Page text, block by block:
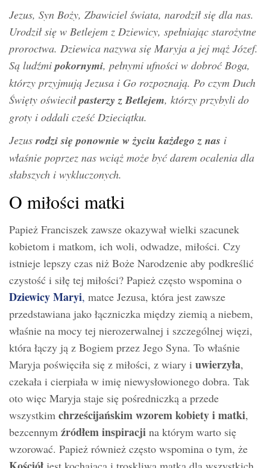
Jezus, Syn Boży, Zbawiciel świata, narodził się dla nas.
Urodził się w Betlejem z Dziewicy, spełniając starożytne
proroctwa. Dziewica nazywa się Maryja a jej mąż Józef.
Są ludźmipokornymi, pełnymi ufności w dobroć Boga,
którzy przyjmują Jezusa i Go rozpoznają. Po czym Duch
Święty oświeciłpasterzy z Betlejem, którzy przybyli do
groty i oddali cześć Dzieciątku.
Jezusrodzi się ponownie w życiu każdego z nas i
właśnie poprzez nas wciąż może być darem ocalenia dla
słabszych i wykluczonych.
O miłości matki
Papież Franciszek zawsze okazywał wielki szacunek
kobietom i matkom, ich woli, odwadze, miłości. Czy
istnieje lepszy czas niż Boże Narodzenie aby podkreślić
czystość i siłę tej miłości? Papież często wspomina o
Dziewicy Maryi, matce Jezusa, która jest zawsze
przedstawiana jako łączniczka między ziemią a niebem,
właśnie na mocy tej nierozerwalnej i szczególnej więzi,
która łączy ją z Bogiem przez Jego Syna. To właśnie
Maryja poświęciła się z miłości, z wiary i uwierzyła,
czekała i cierpiała w imię niewysłowionego dobra. Tak
oto więc Maryja staje się pośredniczką a przede
wszystkim chrześcijańskim wzorem kobiety i matki,
bezcennym źródłem inspiracji na którym warto się
wzorować. Papież również często wspomina o tym, że